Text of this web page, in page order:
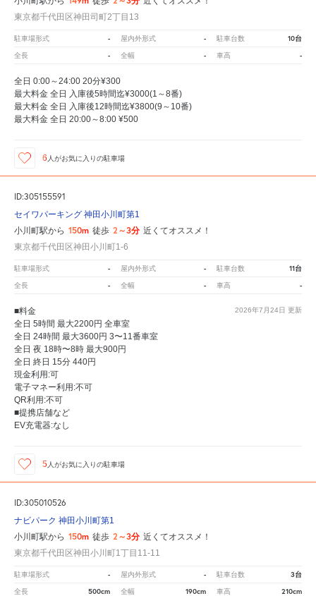
東京都千代田区神田司町2丁目13
駐車場形式 - 屋内外形式 - 駐車台数 10台
全長 - 全幅 - 車高 -
全日 0:00～24:00 20分¥300
最大料金 全日 入庫後5時間迄¥3000(1～8番)
最大料金 全日 入庫後12時間迄¥3800(9～10番)
最大料金 全日 20:00～8:00 ¥500
6 人がお気に入りの駐車場
ID:305155591
セイワパーキング 神田小川町第1
小川町駅から 150m 徒歩 2～3分 近くてオススメ！
東京都千代田区神田小川町1-6
駐車場形式 - 屋内外形式 - 駐車台数 11台
全長 - 全幅 - 車高 -
2026年7月24日 更新
■料金
全日 5時間 最大2200円 全車室
全日 24時間 最大3600円 3〜11番車室
全日 夜 18時〜8時 最大900円
全日 終日 15分 440円
現金利用:可
電子マネー利用:不可
QR利用:不可
■提携店舗など
EV充電器:なし
5 人がお気に入りの駐車場
ID:305010526
ナビパーク 神田小川町第1
小川町駅から 150m 徒歩 2～3分 近くてオススメ！
東京都千代田区神田小川町1丁目11-11
駐車場形式 - 屋内外形式 - 駐車台数 3台
全長 500cm 全幅 190cm 車高 210cm